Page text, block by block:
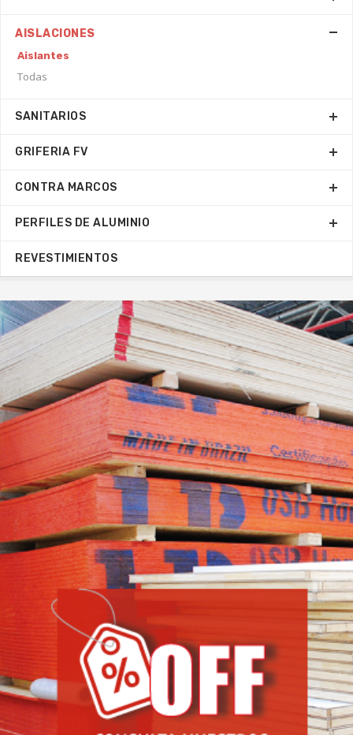
AISLACIONES
Aislantes
Todas
SANITARIOS
GRIFERIA FV
CONTRA MARCOS
PERFILES DE ALUMINIO
REVESTIMIENTOS
VER MÁS